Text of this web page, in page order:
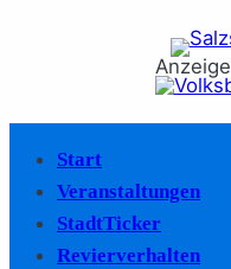
Anzeige
Start
Veranstaltungen
StadtTicker
Revierverhalten